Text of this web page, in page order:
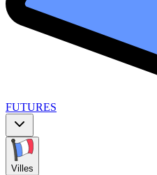
FUTURES
Villes